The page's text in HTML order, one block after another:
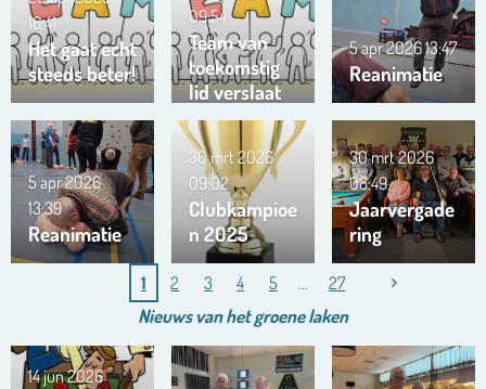
Het gaat echt
steeds beter!
16:41
Team van
toekomstig
lid verslaat
ons team …
!!!
09:54
Reanimatie
5 apr 202613:47
Reanimatie
5 apr 2026
13:39
Clubkampioe
n 2025
30 mrt 2026
09:02
Jaarvergade
ring
30 mrt 2026
08:49
1 2 3 4 5 27
Nieuws van hetgroenelaken
14 jun 2026